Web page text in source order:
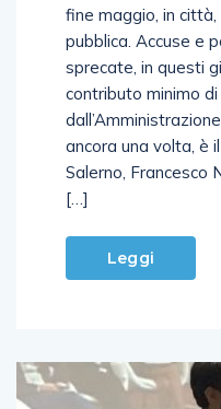
fine maggio, in città,
pubblica. Accuse e
sprecate, in questi
contributo minimo
ancora una volta, è
Salerno, Francesco
[…]
Leggi